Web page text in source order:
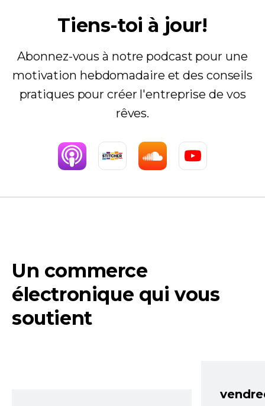
Tiens-toi à jour!
Abonnez-vous à notre podcast pour une
motivation hebdomadaire et des conseils
pratiques pour créer l'entreprise de vos
rêves.
Un commerce
électronique qui vous
soutient